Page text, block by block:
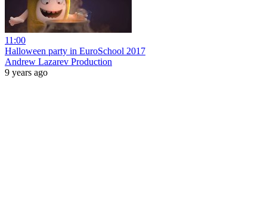
11:00
Halloween party in EuroSchool 2017
Andrew Lazarev Production
9 years ago